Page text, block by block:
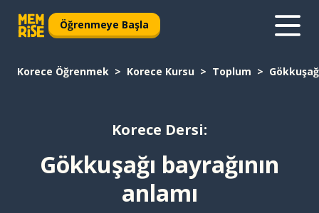
Öğrenmeye Başla
Korece Öğrenmek Korece Kursu Toplum
Korece Dersi:
Gökkuşağı bayrağının
anlamı